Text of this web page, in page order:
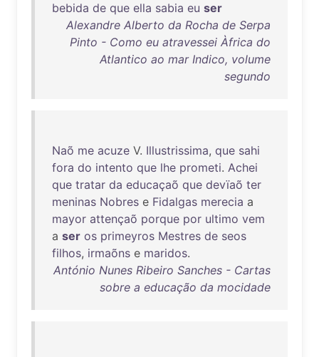
bebida de que ella sabia eu ser
Alexandre Alberto da Rocha de Serpa
Pinto - Como eu atravessei Àfrica do
Atlantico ao mar Indico, volume
segundo
Naõ me acuze V. Illustrissima, que sahi
fora do intento que lhe prometi. Achei
que tratar da educaçaõ que devïaõ ter
meninas Nobres e Fidalgas merecia a
mayor attençaõ porque por ultimo vem
a ser os primeyros Mestres de seos
filhos, irmaõns e maridos.
António Nunes Ribeiro Sanches - Cartas
sobre a educação da mocidade